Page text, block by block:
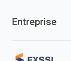
Entreprise